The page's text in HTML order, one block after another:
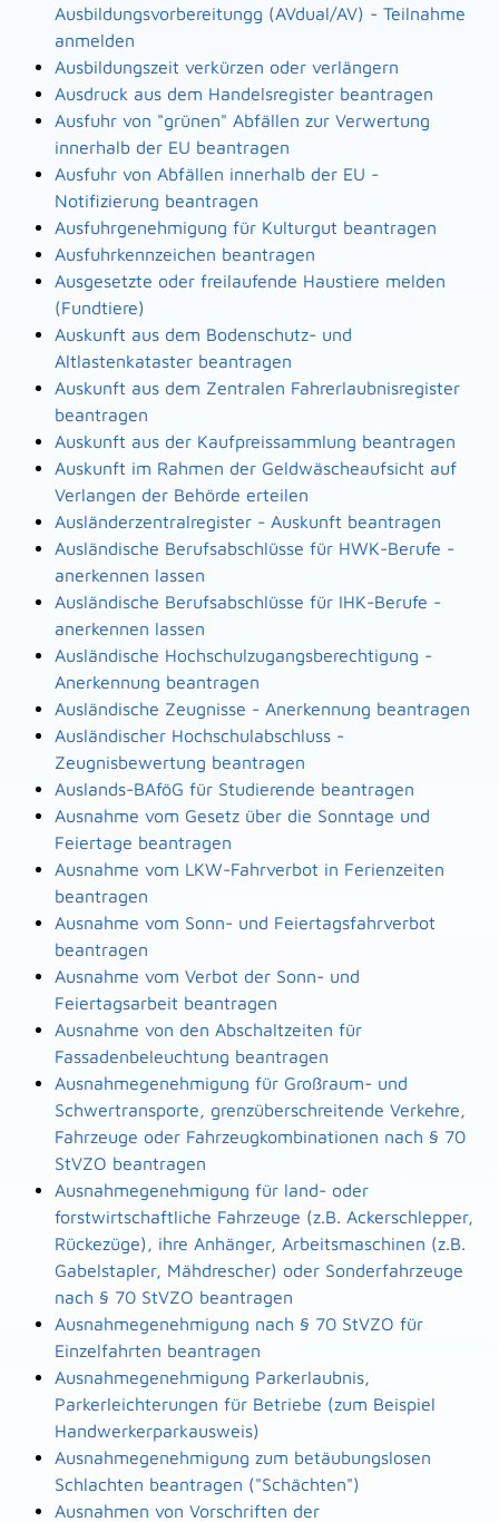
Ausbildungsvorbereitungg (AVdual/AV) - Teilnahme
anmelden
Ausbildungszeit verkürzen oder verlängern
Ausdruck aus dem Handelsregister beantragen
Ausfuhr von "grünen" Abfällen zur Verwertung
innerhalb der EU beantragen
Ausfuhr von Abfällen innerhalb der EU -
Notifizierung beantragen
Ausfuhrgenehmigung für Kulturgut beantragen
Ausfuhrkennzeichen beantragen
Ausgesetzte oder freilaufende Haustiere melden
(Fundtiere)
Auskunft aus dem Bodenschutz- und
Altlastenkataster beantragen
Auskunft aus dem Zentralen Fahrerlaubnisregister
beantragen
Auskunft aus der Kaufpreissammlung beantragen
Auskunft im Rahmen der Geldwäscheaufsicht auf
Verlangen der Behörde erteilen
Ausländerzentralregister - Auskunft beantragen
Ausländische Berufsabschlüsse für HWK-Berufe -
anerkennen lassen
Ausländische Berufsabschlüsse für IHK-Berufe -
anerkennen lassen
Ausländische Hochschulzugangsberechtigung -
Anerkennung beantragen
Ausländische Zeugnisse - Anerkennung beantragen
Ausländischer Hochschulabschluss -
Zeugnisbewertung beantragen
Auslands-BAföG für Studierende beantragen
Ausnahme vom Gesetz über die Sonntage und
Feiertage beantragen
Ausnahme vom LKW-Fahrverbot in Ferienzeiten
beantragen
Ausnahme vom Sonn- und Feiertagsfahrverbot
beantragen
Ausnahme vom Verbot der Sonn- und
Feiertagsarbeit beantragen
Ausnahme von den Abschaltzeiten für
Fassadenbeleuchtung beantragen
Ausnahmegenehmigung für Großraum- und
Schwertransporte, grenzüberschreitende Verkehre,
Fahrzeuge oder Fahrzeugkombinationen nach § 70
StVZO beantragen
Ausnahmegenehmigung für land- oder
forstwirtschaftliche Fahrzeuge (z.B. Ackerschlepper,
Rückezüge), ihre Anhänger, Arbeitsmaschinen (z.B.
Gabelstapler, Mähdrescher) oder Sonderfahrzeuge
nach § 70 StVZO beantragen
Ausnahmegenehmigung nach § 70 StVZO für
Einzelfahrten beantragen
Ausnahmegenehmigung Parkerlaubnis,
Parkerleichterungen für Betriebe (zum Beispiel
Handwerkerparkausweis)
Ausnahmegenehmigung zum betäubungslosen
Schlachten beantragen ("Schächten")
Ausnahmen von Vorschriften der